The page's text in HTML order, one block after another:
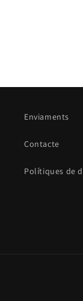
Enviaments
Contacte
Polítiques de